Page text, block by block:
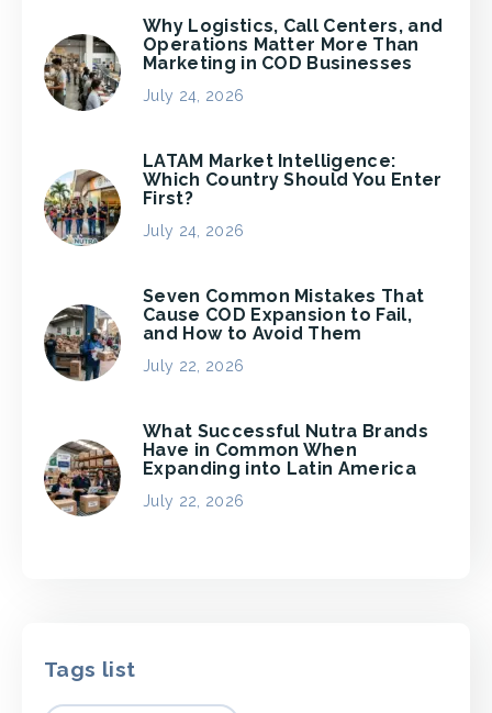
Why Logistics, Call Centers, and
Operations Matter More Than
Marketing in COD Businesses
July 24, 2026
LATAM Market Intelligence:
Which Country Should You Enter
First?
July 24, 2026
Seven Common Mistakes That
Cause COD Expansion to Fail,
and How to Avoid Them
July 22, 2026
What Successful Nutra Brands
Have in Common When
Expanding into Latin America
July 22, 2026
Tags list